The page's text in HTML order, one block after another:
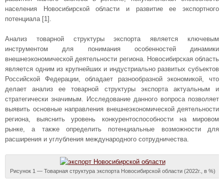
населения Новосибирской области и развитие ее экспортного
потенциала [1].
Анализ товарной структуры экспорта является ключевым
инструментом для понимания особенностей динамики
внешнеэкономической деятельности региона. Новосибирская область
является одним из крупнейших и индустриально развитых субъектов
Российской Федерации, обладает разнообразной экономикой, что
делает анализ ее товарной структуры экспорта актуальным и
стратегически значимым. Исследование данного вопроса позволяет
выявить основные направления внешнеэкономической деятельности
региона, выяснить уровень конкурентоспособности на мировом
рынке, а также определить потенциальные возможности для
расширения и углубления международного сотрудничества.
Рисунок 1 — Товарная структура экспорта Новосибирской области (2022г., в %)